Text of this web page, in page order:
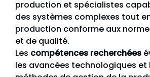
production et spécialistes
des systèmes complexes tout
production conforme aux
et de qualité.
Les compétences recherchées
les avancées technologiques et